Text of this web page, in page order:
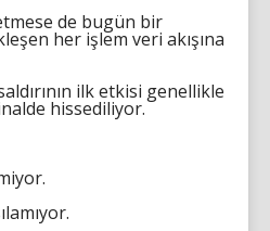
de bugün bir
her işlem veri akışına
ilk etkisi genellikle
hissediliyor.